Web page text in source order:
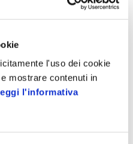
l'uso dei cookie
mostrare contenuti in
l'informativa
operativi per garantire
a interruzioni;
controlli e misure per
dovute a cause
e l’efficacia del